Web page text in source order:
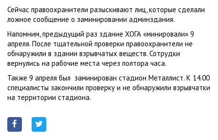
Сейчас правоохранители разыскивают лиц, которые сделали
ложное сообщение о заминировании админздания.
Напомним, предыдущий раз здание ХОГА «минировали» 9
апреля. После тщательной проверки правоохранители не
обнаружили в здании взрывчатых веществ. Сотрудки
вернулись на рабочие места через полтора часа.
Также 9 апреля был заминирован стадион Металлист. К 14.00
специалисты закончили проверку и не обнаружили взрывчатки
на территории стадиона.